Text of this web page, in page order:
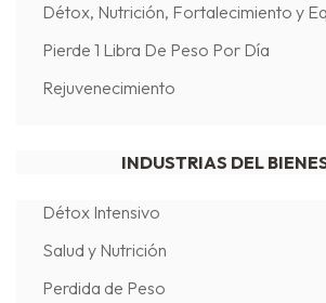
Détox, Nutrición, Fortalecimiento y
Pierde 1 Libra De Peso Por Día
Rejuvenecimiento
INDUSTRIAS DEL
Détox Intensivo
Salud y Nutrición
Perdida de Peso